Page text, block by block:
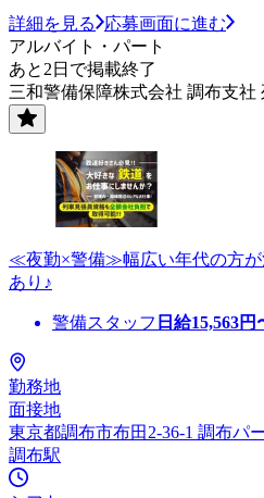
詳細を見る
応募画面に進む
アルバイト・パート
あと2日で掲載終了
三和警備保障株式会社 調布支社
≪夜勤×警備≫幅広い年代の方が
あり♪
警備スタッフ 日給15,563円
勤務地
面接地
東京都調布市布田2-36-1 調布パ
調布駅